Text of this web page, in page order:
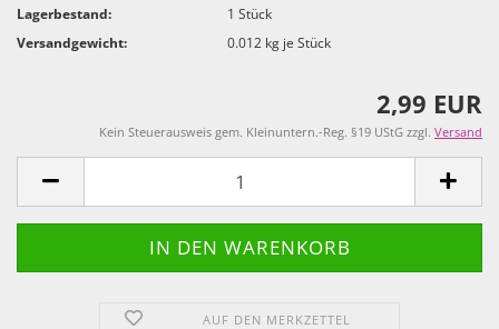
Lagerbestand: 1Stück
Versandgewicht:
0.012 kg je Stück
2,99 EUR
Kein Steuerausweis gem. Kleinuntern.-Reg. §19 UStG zzgl. Versand
AUF DEN MERKZETTEL